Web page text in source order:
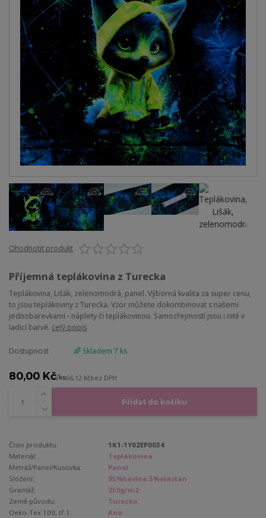
Ohodnotit produkt
Příjemná teplákovina z Turecka
Teplákovina, Lišák, zelenomodrá, panel. Výborná kvalita za super cenu,
to jsou teplákoviny z Turecka. Vzor můžete dokombinovat s našemi
jednobarevkami - náplety či teplákovinou. Samozřejmostí jsou i nitě v
ladicí barvě. celý popis
Dostupnost 🌈 Skladem 7 ks
80,00 Kč/ks66,12 Kčbez DPH
Přidat do košíku
Číslo produktu:
1K1-1Y02EP0034
Materiál:
Teplákovina
Metráž/Panel/Kusovka:
Panel
Složení:
95%bavlna 5%elastan
Gramáž:
250g/m2
Země původu:
Turecko
Oeko-Tex 100, tř.1:
Ano